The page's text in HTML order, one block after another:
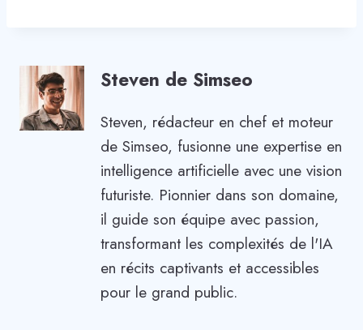
Steven de Simseo
Steven, rédacteur en chef et moteur
de Simseo, fusionne une expertise en
intelligence artificielle avec une vision
futuriste. Pionnier dans son domaine,
il guide son équipe avec passion,
transformant les complexités de l'IA
en récits captivants et accessibles
pour le grand public.